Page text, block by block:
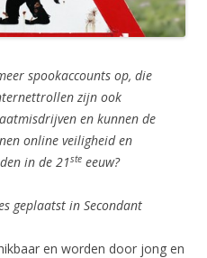
spookaccounts op, die
zijn ook
en kunnen de
online veiligheid en
in de 21ste eeuw?
geplaatst in Secondant
en worden door jong en